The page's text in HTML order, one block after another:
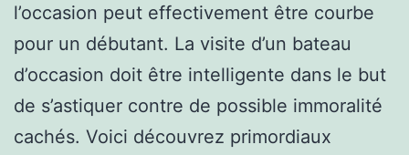
l’occasion peut effectivement être courbe
pour un débutant. La visite d’un bateau
d’occasion doit être intelligente dans le but
de s’astiquer contre de possible immoralité
cachés. Voici découvrez primordiaux